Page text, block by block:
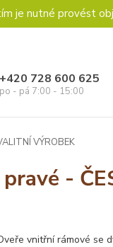
je nutné provést
+420 728 600 625
po - pá 7:00 - 15:00
VÝROBEK
-
vnitřní rámové se